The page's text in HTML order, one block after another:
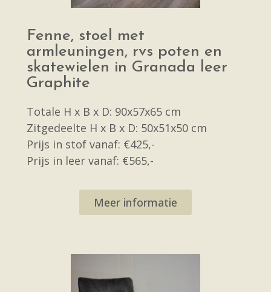
Fenne, stoel met
armleuningen, rvs poten en
skatewielen in Granada leer
Graphite
Totale H x B x D: 90x57x65 cm
Zitgedeelte H x B x D: 50x51x50 cm
Prijs in stof vanaf: €425,-
Prijs in leer vanaf: €565,-
Meer informatie